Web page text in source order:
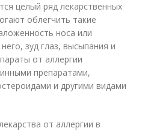
целый ряд лекарственных
облегчить такие
носа или
зуд глаз, высыпания и
от аллергии
препаратами,
и другими видами
от аллергии в